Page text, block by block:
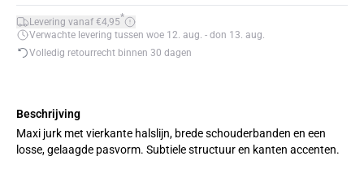
Levering vanaf €4,95*
Verwachte levering tussen woe 12. aug. - don 13. aug.
Volledig retourrecht binnen 30 dagen
Beschrijving
Maxi jurk met vierkante halslijn, brede schouderbanden en een
losse, gelaagde pasvorm. Subtiele structuur en kanten accenten.